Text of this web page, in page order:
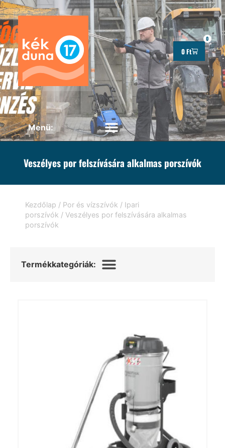
0Ft
0
Veszélyes por felszívására alkalmas porszívók
Kezdőlap / Por és vízszívók / Ipari
porszívók / Veszélyes por felszívására alkalmas
porszívók